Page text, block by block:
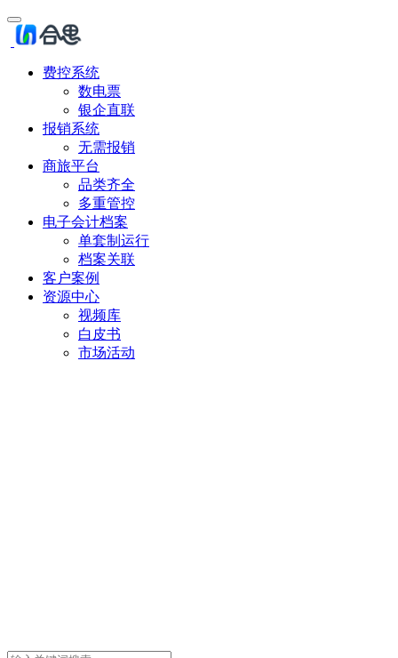
费控系统
数电票
银企直联
报销系统
无需报销
商旅平台
品类齐全
多重管控
电子会计档案
单套制运行
档案关联
客户案例
资源中心
视频库
白皮书
市场活动